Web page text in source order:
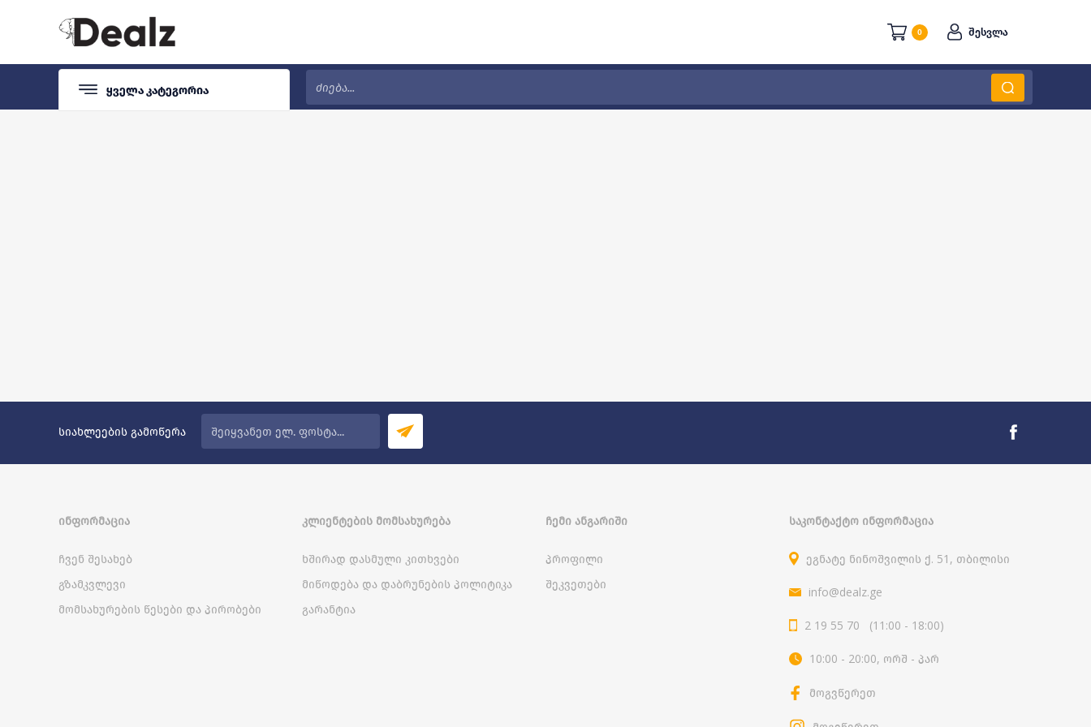
0 შესვლა
Ყველა Კატეგორია
სიახლეების გამოწერა
ᲘᲜᲤᲝᲠᲛᲐᲪᲘᲐ
ჩვენ შესახებ
გზამკვლევი
მომსახურების წესები და პირობები
ᲙᲚᲘᲔᲜᲢᲔᲑᲘᲡ ᲛᲝᲛᲡᲐᲮᲣᲠᲔᲑᲐ
ხშირად დასმული კითხვები
მიწოდება და დაბრუნების პოლიტიკა
გარანტია
ᲩᲔᲛᲘ ᲐᲜᲒᲐᲠᲘᲨᲘ
პროფილი
შეკვეთები
ᲡᲐᲙᲝᲜᲢᲐᲥᲢᲝ ᲘᲜᲤᲝᲠᲛᲐᲪᲘᲐ
ეგნატე ნინოშვილის ქ. 51, თბილისი
info@dealz.ge
2 19 55 70 (11:00 - 18:00)
10:00 - 20:00, ორშ - პარ
მოგვწერეთ